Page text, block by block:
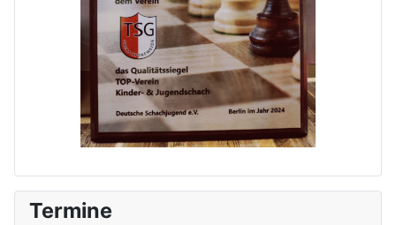
Termine